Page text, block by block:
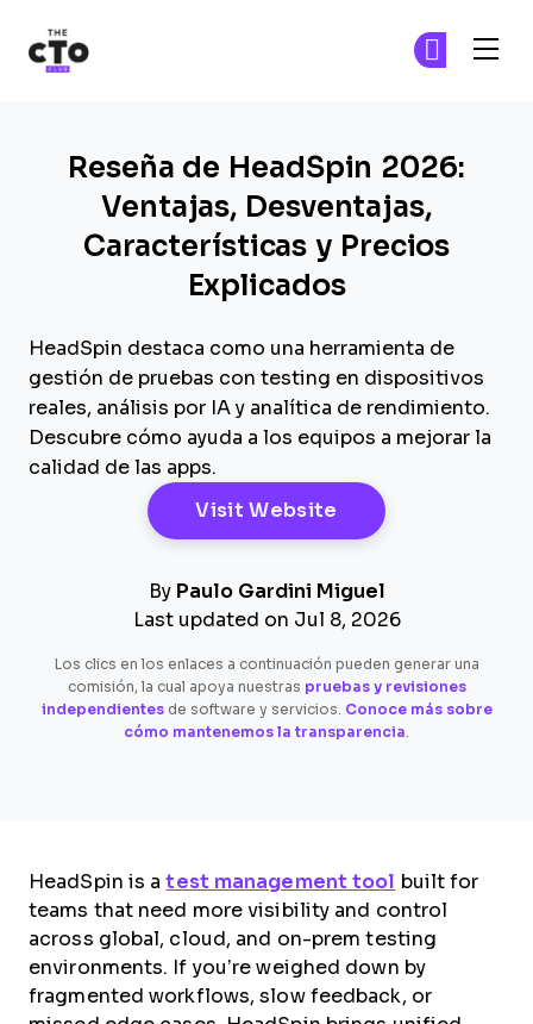
Reseña de HeadSpin 2026:
Ventajas, Desventajas,
Características y Precios
Explicados
HeadSpin destaca como una herramienta de
gestión de pruebas con testing en dispositivos
reales, análisis por IA y analítica de rendimiento.
Descubre cómo ayuda a los equipos a mejorar la
calidad de las apps.
Visit Website Opens New
By Paulo Gardini Miguel
Last updated on Jul 8, 2026
Los clics en los enlaces a continuación pueden generar una
comisión, la cual apoya nuestras pruebas y revisiones
independientesde software y servicios. Conoce más sobre
cómo mantenemos la transparencia.
HeadSpin is atest management tool built for
teams that need more visibility and control
across global, cloud, and on-prem testing
environments. If you’re weighed down by
fragmented workflows, slow feedback, or